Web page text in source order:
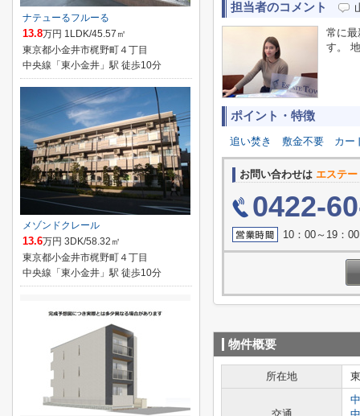
担当者のコメント
常に最
す。
ポイント・特徴
追い焚き 敷金不要 カー
お問い合わせは エステ
0422-
10：00～19：
物件概要
所在地
ナテューるフルーる
13.8万円 1LDK/45.57㎡
東京都小金井市梶野町４丁目
中央線「東小金井」駅 徒歩10分
メゾンドクレール
13.6万円 3DK/58.32㎡
東京都小金井市梶野町４丁目
中央線「東小金井」駅 徒歩10分